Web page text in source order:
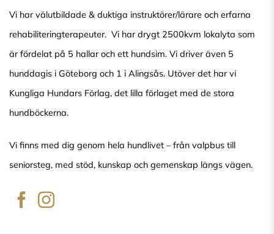
Vi har välutbildade & duktiga instruktörer/lärare och erfarna
rehabiliteringterapeuter. Vi har drygt 2500kvm lokalyta som
är fördelat på 5 hallar och ett hundsim. Vi driver även 5
hunddagis i Göteborg och 1 i Alingsås. Utöver det har vi
Kungliga Hundars Förlag, det lilla förlaget med de stora
hundböckerna.
Vi finns med dig genom hela hundlivet – från valpbus till
seniorsteg, med stöd, kunskap och gemenskap längs vägen.